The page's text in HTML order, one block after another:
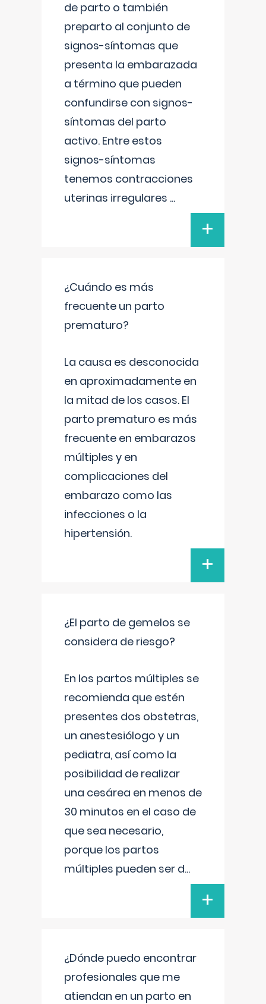
de parto o también
preparto al conjunto de
signos-síntomas que
presenta la embarazada
a término que pueden
confundirse con signos-
síntomas del parto
activo. Entre estos
signos-síntomas
tenemos contracciones
uterinas irregulares ...
+
¿Cuándo es más
frecuente un parto
prematuro?
La causa es desconocida
en aproximadamente en
la mitad de los casos. El
parto prematuro es más
frecuente en embarazos
múltiples y en
complicaciones del
embarazo como las
infecciones o la
hipertensión.
+
¿El parto de gemelos se
considera de riesgo?
En los partos múltiples se
recomienda que estén
presentes dos obstetras,
un anestesiólogo y un
pediatra, así como la
posibilidad de realizar
una cesárea en menos de
30 minutos en el caso de
que sea necesario,
porque los partos
múltiples pueden ser d...
+
¿Dónde puedo encontrar
profesionales que me
atiendan en un parto en